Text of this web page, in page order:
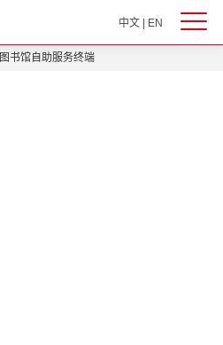
中文| EN
图书馆自助服务终端